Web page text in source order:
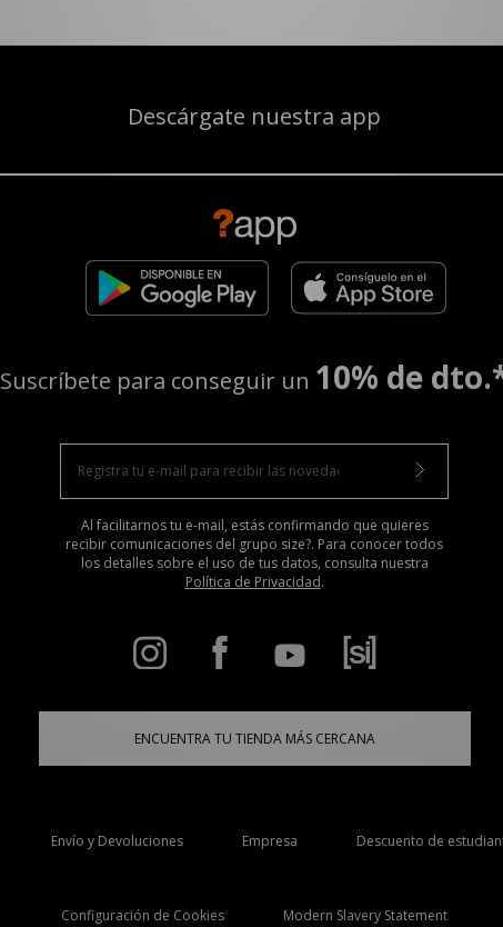
Descárgate nuestra app
Suscríbete para conseguir un 10% de
Al facilitarnos tu e-mail, estás confirmando que quieres
recibir comunicaciones del grupo size?. Para conocer todos
los detalles sobre el uso de tus datos, consulta nuestra
Política de Privacidad.
ENCUENTRA TU TIENDA MÁS CERCANA
Envío y Devoluciones Empresa Descuento de
Configuración de Cookies Modern Slavery Statement